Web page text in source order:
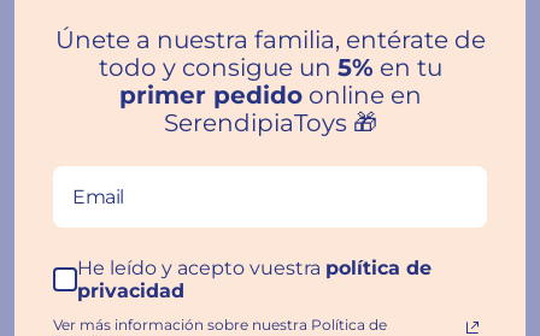
Únete a nuestra familia, entérate de
todo y consigue un 5% en tu
primer pedidoonline en
SerendipiaToys 🎁
He leído y acepto vuestra política de
privacidad
Ver más información sobre nuestra Política de